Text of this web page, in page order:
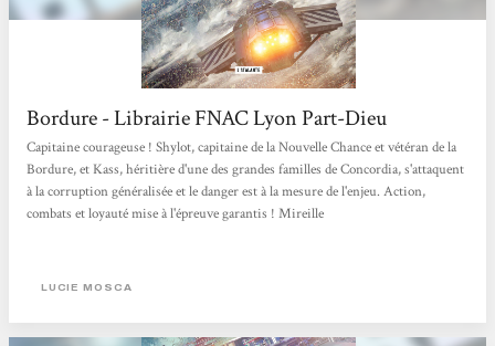
Bordure - Librairie FNAC Lyon Part-Dieu
Capitaine courageuse ! Shylot, capitaine de la Nouvelle Chance et vétéran de la
Bordure, et Kass, héritière d'une des grandes familles de Concordia, s'attaquent
à la corruption généralisée et le danger est à la mesure de l'enjeu. Action,
combats et loyauté mise à l'épreuve garantis ! Mireille
LUCIE MOSCA